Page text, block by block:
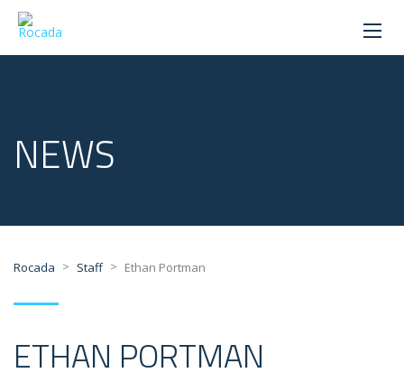
NEWS
Rocada > Staff > Ethan Portman
ETHAN PORTMAN